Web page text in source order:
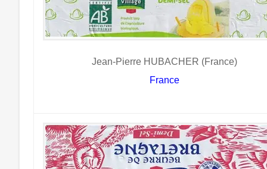
Jean-Pierre HUBACHER (France)
France